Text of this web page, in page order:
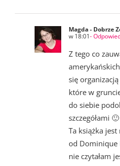
Magda - Dobrze
w 18:01-
Z tego co
się
które w
do siebie
szczegółami 🙂
Ta książka
od Dominique
nie czytałam